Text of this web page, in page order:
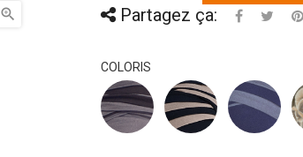
 Partagez ça:
COLORIS